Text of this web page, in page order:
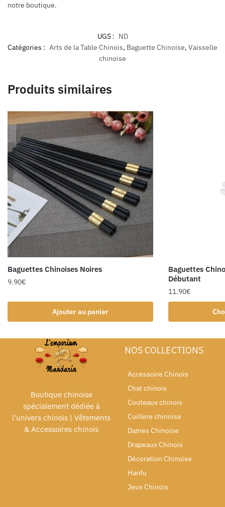
notre boutique.
UGS : ND
Catégories : Arts de la Table Chinois, Baguette Chinoise, Vaisselle
chinoise
Produits similaires
Baguettes Chinoises Noires
9.90€
Ajouter au panier
Baguettes
Débutant
11.90€
Boutique chinoise
spécialement dédiée à
l'univers chinois | Vêtements
& Accessoires chinois
NOS COLLECTIONS
Accessoire Chinois
Chat chinois
Couteaux chinois
Cuillere chinoise
Dames Chinoise
Drapeaux Chinois
Décoration Chinoise
Hanfu
Jeux Chinois